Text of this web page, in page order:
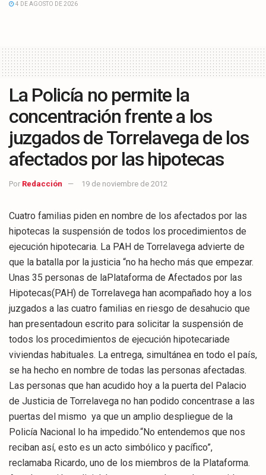
4 DE AGOSTO DE 2026
La Policía no permite la
concentración frente a los
juzgados de Torrelavega de los
afectados por las hipotecas
Por Redacción 19 de noviembre de 2012
Cuatro familias piden en nombre de los afectados por las
hipotecas la suspensión de todos los procedimientos de
ejecución hipotecaria. La PAH de Torrelavega advierte de
que la batalla por la justicia “no ha hecho más que empezar.
Unas 35 personas de laPlataforma de Afectados por las
Hipotecas(PAH) de Torrelavega han acompañado hoy a los
juzgados a las cuatro familias en riesgo de desahucio que
han presentadoun escrito para solicitar la suspensión de
todos los procedimientos de ejecución hipotecariade
viviendas habituales. La entrega, simultánea en todo el país,
se ha hecho en nombre de todas las personas afectadas.
Las personas que han acudido hoy a la puerta del Palacio
de Justicia de Torrelavega no han podido concentrase a las
puertas del mismo ya que un amplio despliegue de la
Policía Nacional lo ha impedido.“No entendemos que nos
reciban así, esto es un acto simbólico y pacífico”,
reclamaba Ricardo, uno de los miembros de la Plataforma.